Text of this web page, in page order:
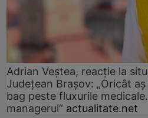
Adrian Veștea, reacție la
Județean Brașov: „Oricât
bag peste fluxurile
managerul” actualitate.net